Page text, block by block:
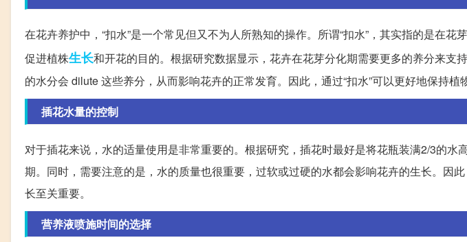
在花卉养护中，“扣水”是一个常见但又不为人所熟知的操作。所谓“扣水”，其实指的是在
促进植株生长和开花的目的。根据研究数据显示，花卉在花芽分化期需要更多的养分来支持
的水分会 dilute 这些养分，从而影响花卉的正常发育。因此，通过“扣水”可以更好地保持植
插花水量的控制
对于插花来说，水的适量使用是非常重要的。根据研究，插花时最好是将花瓶装满2/3的水
期。同时，需要注意的是，水的质量也很重要，过软或过硬的水都会影响花卉的生长。因
长至关重要。
营养液喷施时间的选择